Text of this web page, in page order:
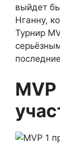
выйдет
Нганну,
Турнир